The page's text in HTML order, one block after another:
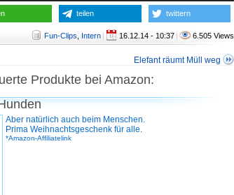
teilen twittern
Fun-Clips Intern | 16.12.14 - 10:37 | 6.505 Views
Elefant räumt Müll weg
Produkte bei Amazon:
Aber natürlich auch beim Menschen.
Prima Weihnachtsgeschenk für alle.
*Amazon-Affiliatelink